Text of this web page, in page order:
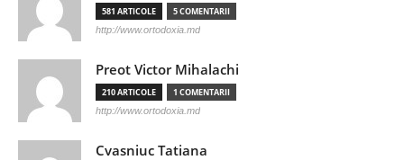
581 ARTICOLE 5 COMENTARII
http://www.ortodoxia.md
Preot Victor Mihalachi
210 ARTICOLE 1 COMENTARII
http://www.ortodoxia.md
Cvasniuc Tatiana